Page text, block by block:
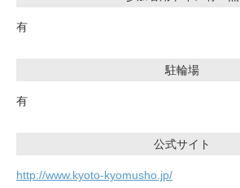
有
駐輪場
有
公式サイト
http://www.kyoto-kyomusho.jp/